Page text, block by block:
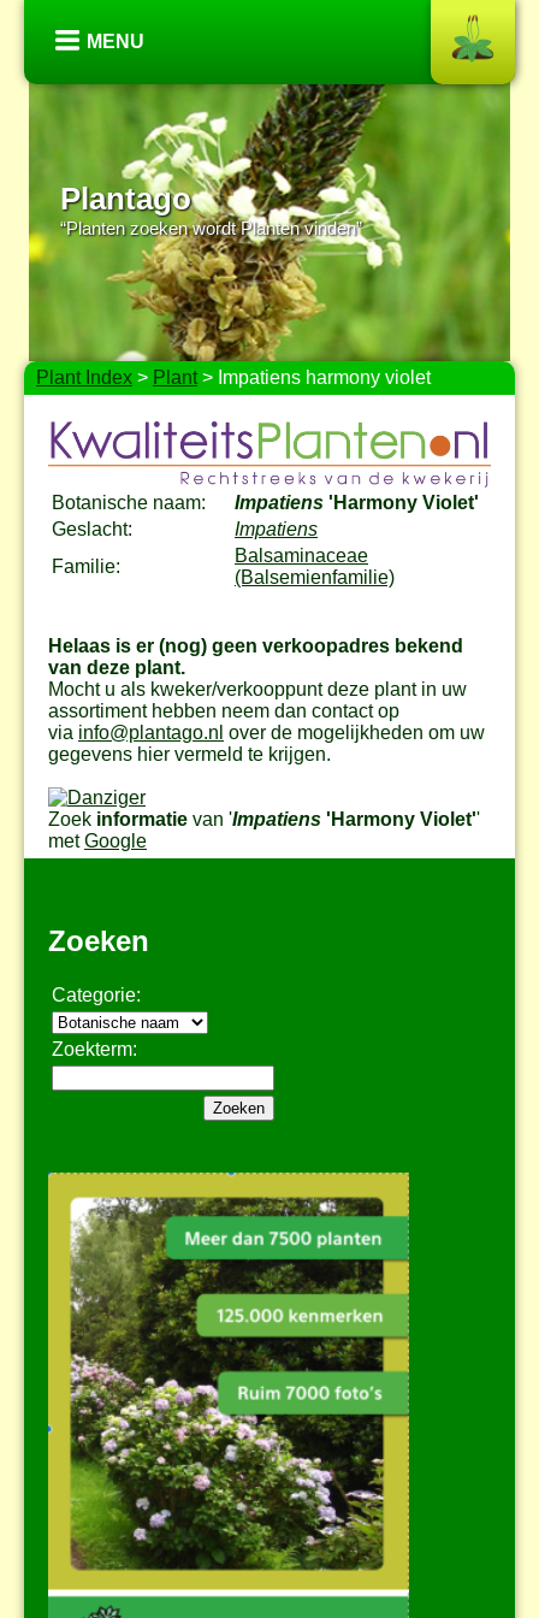
MENU
Plantago
“Planten zoeken wordt Planten vinden”
Plant Index > Plant> Impatiens harmony violet
Botanische naam: Impatiens 'Harmony Violet'
Geslacht:
Impatiens
Familie:
Balsaminaceae
(Balsemienfamilie)
Helaas is er (nog) geen verkoopadres bekend
van deze plant.
Mocht u als kweker/verkooppunt deze plant in uw
assortiment hebben neem dan contact op
via info@plantago.nl over de mogelijkheden om uw
gegevens hier vermeld te krijgen.
Zoek informatie van 'Impatiens 'Harmony Violet''
metGoogle
Zoeken
Categorie:
Zoekterm: